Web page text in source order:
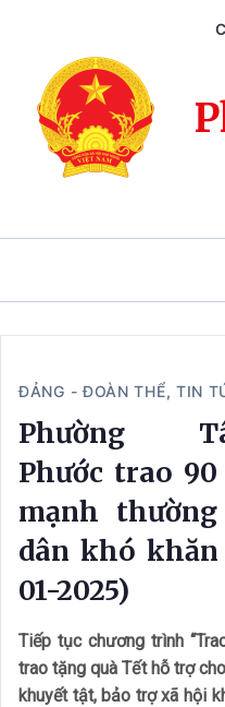
ĐẢNG - ĐOÀN THỂ, TIN
Phường
Phước trao
mạnh
dân khó
01-2025)
Tiếp tục chương trình
trao tặng quà Tết hỗ trợ
khuyết tật, bảo trợ xã hội